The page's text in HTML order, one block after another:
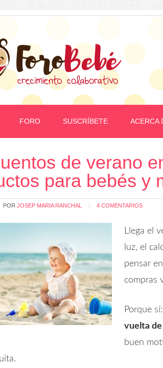
FORO SUSCRÍBETE ACERCA
de verano
para bebés y
POR JOSEP MARIA RANCHAL 4 COMENTARIOS
Llega el
luz, el
pensar
compras
Porque sí:
vuelta
buen